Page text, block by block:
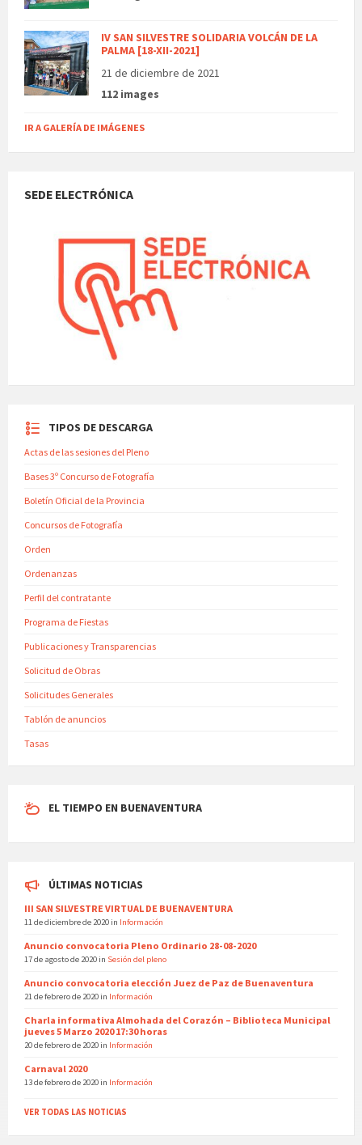
IV SAN SILVESTRE SOLIDARIA VOLCÁN DE LA
PALMA [18-XII-2021]
21 de diciembre de 2021
112 images
IR A GALERÍA DE IMÁGENES
SEDE ELECTRÓNICA
TIPOS DE DESCARGA
Actas de las sesiones del Pleno
Bases 3º Concurso de Fotografía
Boletín Oficial de la Provincia
Concursos de Fotografía
Orden
Ordenanzas
Perfil del contratante
Programa de Fiestas
Publicaciones y Transparencias
Solicitud de Obras
Solicitudes Generales
Tablón de anuncios
Tasas
EL TIEMPO EN BUENAVENTURA
ÚLTIMAS NOTICIAS
III SAN SILVESTRE VIRTUAL DE BUENAVENTURA
11 de diciembre de 2020 in Información
Anuncio convocatoria Pleno Ordinario 28-08-2020
17 de agosto de 2020 in Sesión del pleno
Anuncio convocatoria elección Juez de Paz de Buenaventura
21 de febrero de 2020 in Información
Charla informativa Almohada del Corazón – Biblioteca Municipal
jueves 5 Marzo 2020 17:30 horas
20 de febrero de 2020 in Información
Carnaval 2020
13 de febrero de 2020 in Información
VER TODAS LAS NOTICIAS